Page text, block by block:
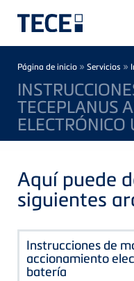
Breadcrumb
Página de inicio » Servicios »
TECEPLANUS
Aquí puede
siguientes
Instrucciones de
accionamiento
batería